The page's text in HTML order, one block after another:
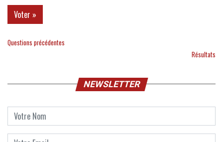
Questions précédentes
Résultats
NEWSLETTER